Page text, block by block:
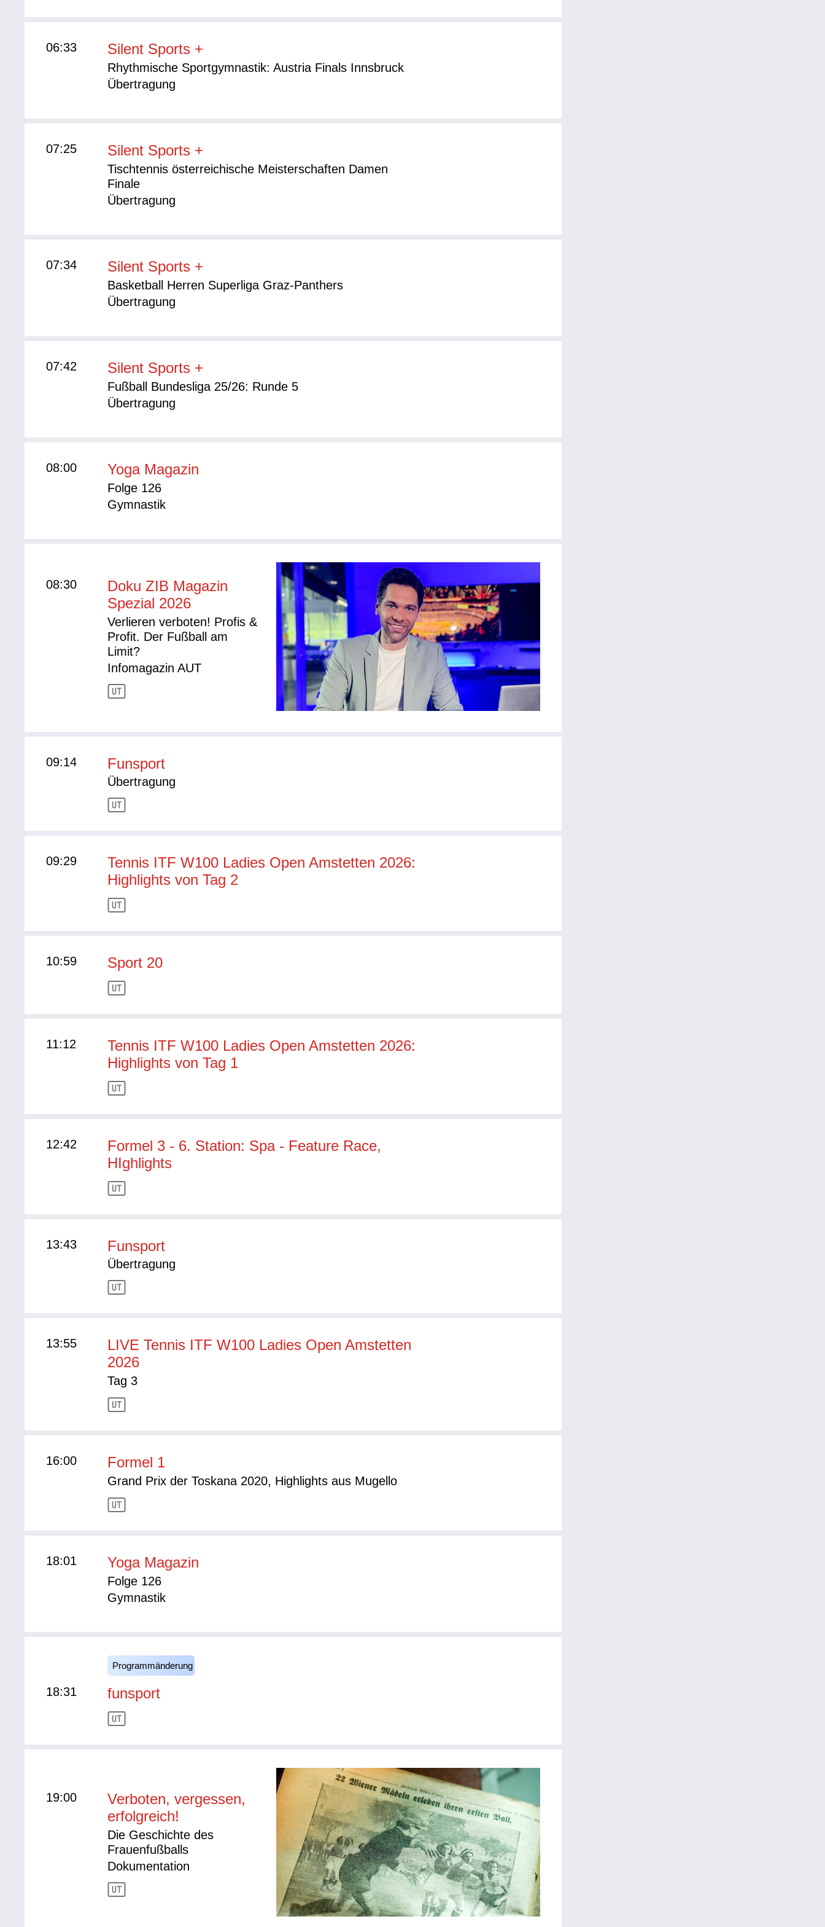
06:33 Silent Sports +
Rhythmische Sportgymnastik: Austria Finals Innsbruck
Übertragung
07:25 Silent Sports +
Tischtennis österreichische Meisterschaften Damen
Finale
Übertragung
07:34 Silent Sports +
Basketball Herren Superliga Graz-Panthers
Übertragung
07:42 Silent Sports +
Fußball Bundesliga 25/26: Runde 5
Übertragung
08:00 Yoga Magazin
Folge 126
Gymnastik
08:30
Doku ZIB Magazin
Spezial 2026
Verlieren verboten! Profis &
Profit. Der Fußball am
Limit?
Infomagazin AUT
09:14 Funsport
Übertragung
09:29
Tennis ITF W100 Ladies Open Amstetten 2026:
Highlights von Tag 2
10:59 Sport 20
11:12
Tennis ITF W100 Ladies Open Amstetten 2026:
Highlights von Tag 1
12:42
Formel 3 - 6. Station: Spa - Feature Race,
HIghlights
13:43 Funsport
Übertragung
13:55
LIVE Tennis ITF W100 Ladies Open Amstetten
2026
Tag 3
16:00 Formel 1
Grand Prix der Toskana 2020, Highlights aus Mugello
18:01 Yoga Magazin
Folge 126
Gymnastik
Programmänderung
18:31 funsport
19:00
Verboten, vergessen,
erfolgreich!
Die Geschichte des
Frauenfußballs
Dokumentation